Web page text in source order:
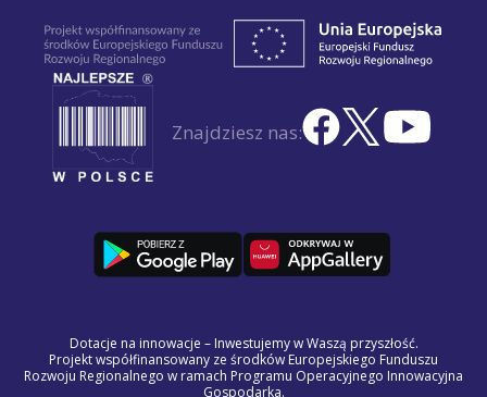
Znajdziesz nas:
Dotacje na innowacje – Inwestujemy w Waszą przyszłość.
Projekt współfinansowany ze środków Europejskiego Funduszu
Rozwoju Regionalnego w ramach Programu Operacyjnego Innowacyjna
Gospodarka.